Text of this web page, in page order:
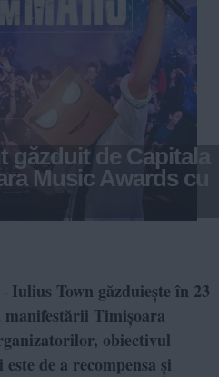
de Capitala
Music Awards cu
- Iulius Town găzduiește în 23
Timișoara
obiectivul
de a recompensa și